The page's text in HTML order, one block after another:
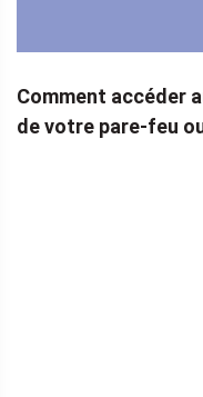
Comment accéder
de votre pare-feu